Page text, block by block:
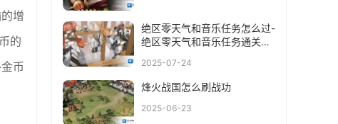
增
的
币
绝区零天气和音乐任务怎么过-
绝区零天气和音乐任务通关攻
2025-07-24
烽火战国怎么刷战功
2025-06-23